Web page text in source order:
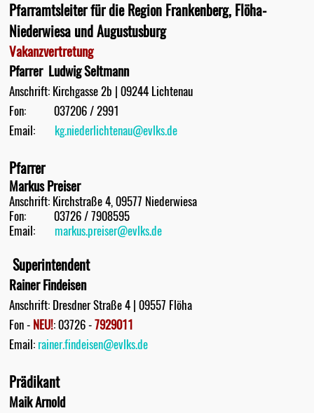
Pfarramtsleiter für die Region Frankenberg, Flöha-
Niederwiesa und Augustusburg
Vakanzvertretung
Pfarrer Ludwig Seltmann
Anschrift: Kirchgasse 2b | 09244 Lichtenau
Fon: 037206 / 2991
Email: kg.niederlichtenau@evlks.de
Pfarrer
Markus Preiser
Anschrift: Kirchstraße 4, 09577 Niederwiesa
Fon: 03726 / 7908595
Email: markus.preiser@evlks.de
Superintendent
Rainer Findeisen
Anschrift: Dresdner Straße 4 | 09557 Flöha
Fon - NEU!: 03726 -7929011
Email: rainer.findeisen@evlks.de
Prädikant
Maik Arnold